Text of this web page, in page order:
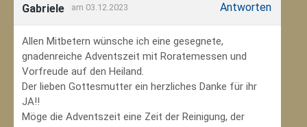
Gabriele am 03.12.2023 Antworten
Allen Mitbetern wünsche ich eine gesegnete,
gnadenreiche Adventszeit mit Roratemessen und
Vorfreude auf den Heiland.
Der lieben Gottesmutter ein herzliches Danke für ihr
JA!!
Möge die Adventszeit eine Zeit der Reinigung, der